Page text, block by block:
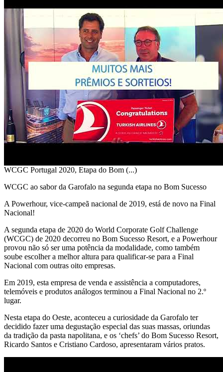
WCGC Portugal 2020, Etapa do Bom (...)
WCGC ao sabor da Garofalo na segunda etapa no Bom Sucesso
A Powerhour, vice-campeã nacional de 2019, está de novo na Final
Nacional!
A segunda etapa de 2020 do World Corporate Golf Challenge
(WCGC) de 2020 decorreu no Bom Sucesso Resort, e a Powerhour
provou não só ser uma potência da modalidade, como também
soube escolher a melhor altura para qualificar-se para a Final
Nacional com outras oito empresas.
Em 2019, esta empresa de venda e assistência a computadores,
telemóveis e produtos análogos terminou a Final Nacional no 2.º
lugar.
Nesta etapa do Oeste, aconteceu a curiosidade da Garofalo ter
decidido fazer uma degustação especial das suas massas, oriundas
da tradição da pasta napolitana, e os ‘chefs’ do Bom Sucesso Resort,
Ricardo Santos e Cristiano Cardoso, apresentaram vários pratos.